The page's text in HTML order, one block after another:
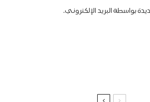
بواسطة البريد الإلكتروني.